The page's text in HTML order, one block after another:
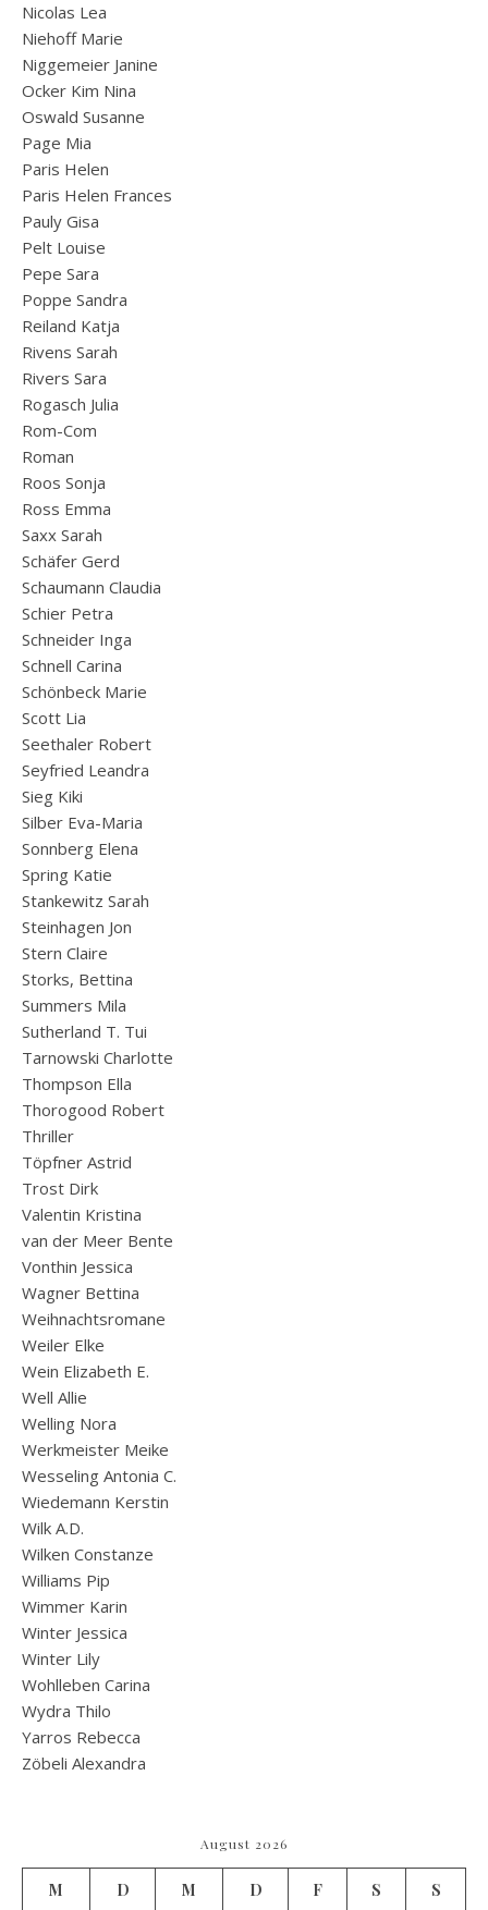
Nicolas Lea
Niehoff Marie
Niggemeier Janine
Ocker Kim Nina
Oswald Susanne
Page Mia
Paris Helen
Paris Helen Frances
Pauly Gisa
Pelt Louise
Pepe Sara
Poppe Sandra
Reiland Katja
Rivens Sarah
Rivers Sara
Rogasch Julia
Rom-Com
Roman
Roos Sonja
Ross Emma
Saxx Sarah
Schäfer Gerd
Schaumann Claudia
Schier Petra
Schneider Inga
Schnell Carina
Schönbeck Marie
Scott Lia
Seethaler Robert
Seyfried Leandra
Sieg Kiki
Silber Eva-Maria
Sonnberg Elena
Spring Katie
Stankewitz Sarah
Steinhagen Jon
Stern Claire
Storks, Bettina
Summers Mila
Sutherland T. Tui
Tarnowski Charlotte
Thompson Ella
Thorogood Robert
Thriller
Töpfner Astrid
Trost Dirk
Valentin Kristina
van der Meer Bente
Vonthin Jessica
Wagner Bettina
Weihnachtsromane
Weiler Elke
Wein Elizabeth E.
Well Allie
Welling Nora
Werkmeister Meike
Wesseling Antonia C.
Wiedemann Kerstin
Wilk A.D.
Wilken Constanze
Williams Pip
Wimmer Karin
Winter Jessica
Winter Lily
Wohlleben Carina
Wydra Thilo
Yarros Rebecca
Zöbeli Alexandra
August 2026
M D M D F S S